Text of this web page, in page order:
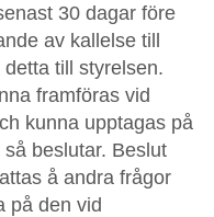
30 dagar före
av kallelse till
till styrelsen.
framföras vid
kunna upptagas på
beslutar. Beslut
å andra frågor
på den vid